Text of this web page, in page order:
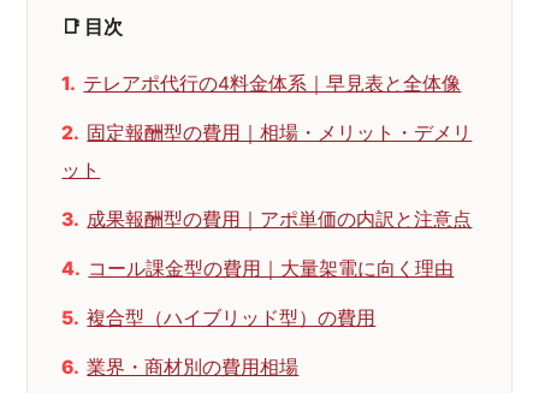
📑 目次
テレアポ代行の4料金体系｜早見表と全体像
固定報酬型の費用｜相場・メリット・デメリ
ット
成果報酬型の費用｜アポ単価の内訳と注意点
コール課金型の費用｜大量架電に向く理由
複合型（ハイブリッド型）の費用
業界・商材別の費用相場